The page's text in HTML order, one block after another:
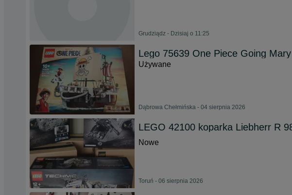
Grudziądz - Dzisiaj o 11:25
Lego 75639 One Piece Going Mary
Używane
Dąbrowa Chełmińska - 04 sierpnia 2026
LEGO 42100 koparka Liebherr R
Nowe
Toruń - 06 sierpnia 2026